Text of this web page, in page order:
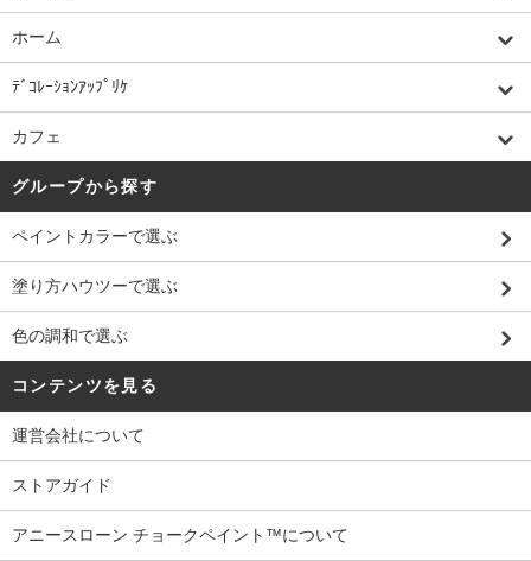
ホーム
ﾃﾞｺﾚｰｼｮﾝｱｯﾌﾟﾘｹ
カフェ
グループから探す
ペイントカラーで選ぶ
塗り方ハウツーで選ぶ
色の調和で選ぶ
コンテンツを見る
運営会社について
ストアガイド
アニースローン チョークペイント™について